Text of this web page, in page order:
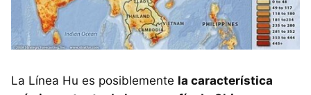
La Línea Hu es posiblemente la característica